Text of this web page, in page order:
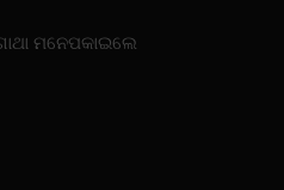
ମନେପକାଇଲେ